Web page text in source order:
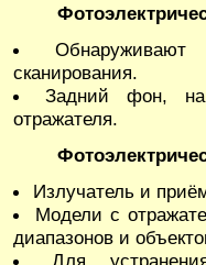
сканирования.
Задний фон,
отражателя.
Излучатель и
Модели с
диапазонов и
Для